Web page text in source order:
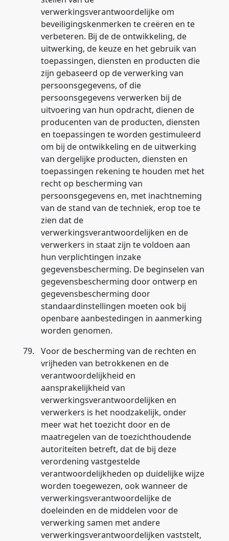
verwerkingsverantwoordelijke om
beveiligingskenmerken te creëren en te
verbeteren. Bij de de ontwikkeling, de
uitwerking, de keuze en het gebruik van
toepassingen, diensten en producten die
zijn gebaseerd op de verwerking van
persoonsgegevens, of die
persoonsgegevens verwerken bij de
uitvoering van hun opdracht, dienen de
producenten van de producten, diensten
en toepassingen te worden gestimuleerd
om bij de ontwikkeling en de uitwerking
van dergelijke producten, diensten en
toepassingen rekening te houden met het
recht op bescherming van
persoonsgegevens en, met inachtneming
van de stand van de techniek, erop toe te
zien dat de
verwerkingsverantwoordelijken en de
verwerkers in staat zijn te voldoen aan
hun verplichtingen inzake
gegevensbescherming. De beginselen van
gegevensbescherming door ontwerp en
gegevensbescherming door
standaardinstellingen moeten ook bij
openbare aanbestedingen in aanmerking
worden genomen.
79.
Voor de bescherming van de rechten en
vrijheden van betrokkenen en de
verantwoordelijkheid en
aansprakelijkheid van
verwerkingsverantwoordelijken en
verwerkers is het noodzakelijk, onder
meer wat het toezicht door en de
maatregelen van de toezichthoudende
autoriteiten betreft, dat de bij deze
verordening vastgestelde
verantwoordelijkheden op duidelijke wijze
worden toegewezen, ook wanneer de
verwerkingsverantwoordelijke de
doeleinden en de middelen voor de
verwerking samen met andere
verwerkingsverantwoordelijken vaststelt,